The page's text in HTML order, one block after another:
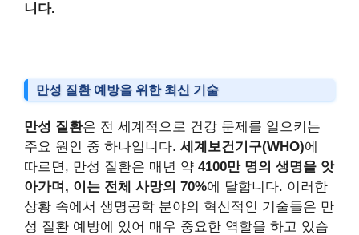
니다.
만성 질환 예방을 위한 최신 기술
만성 질환은 전 세계적으로 건강 문제를 일으키는
주요 원인 중 하나입니다. 세계보건기구(WHO)에
따르면, 만성 질환은 매년 약 4100만 명의 생명을 앗
아가며, 이는 전체 사망의 70%에 달합니다. 이러한
상황 속에서 생명공학 분야의 혁신적인 기술들은 만
성 질환 예방에 있어 매우 중요한 역할을 하고 있습